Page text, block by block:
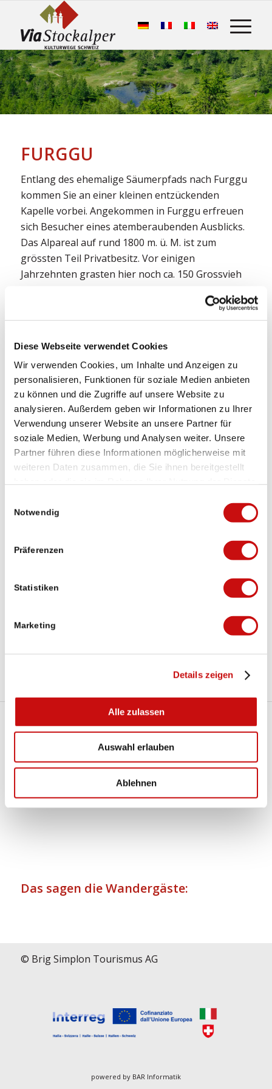
Diese Webseite verwendet Cookies
Wir verwenden Cookies, um Inhalte und Anzeigen zu
personalisieren, Funktionen für soziale Medien anbieten
zu können und die Zugriffe auf unsere Website zu
analysieren. Außerdem geben wir Informationen zu Ihrer
Verwendung unserer Website an unsere Partner für
soziale Medien, Werbung und Analysen weiter. Unsere
Partner führen diese Informationen möglicherweise mit
weiteren Daten zusammen, die Sie ihnen bereitgestellt
Notwendig
Präferenzen
Statistiken
Marketing
Details zeigen
Alle zulassen
Auswahl erlauben
Ablehnen
FURGGU
Entlang des ehemalige Säumerpfads nach Furggu
kommen Sie an einer kleinen entzückenden
Kapelle vorbei. Angekommen in Furggu erfreuen
sich Besucher eines atemberaubenden Ausblicks.
Das Alpareal auf rund 1800 m. ü. M. ist zum
grössten Teil Privatbesitz. Vor einigen
Jahrzehnten grasten hier noch ca. 150 Grossvieh
verarbeitete in Einzelsennereien selbst die Milch
zu Butter und Käse. Die abgezäunten Wiesen
und Dezember verfüttert.
LAGE UND ANREISE
Die Alpe Furggu ist nur zu Fuss ab Zwischbergen
oder Gabi erreichbar.
Es sind Parkplätze in Zwischbergen und Gabi
zurück
Das sagen die Wandergäste:
© Brig Simplon Tourismus AG
powered by BAR Informatik